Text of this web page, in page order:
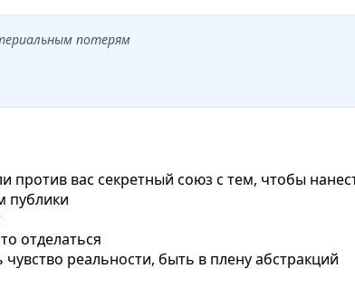
потерям
против вас секретный союз с тем, чтобы
публики
отделаться
реальности, быть в плену абстракций